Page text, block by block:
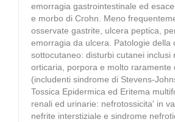
emorragia gastrointestinale ed
e morbo di Crohn. Meno
osservate gastrite, ulcera peptica,
emorragia da ulcera. Patologie della
sottocutaneo: disturbi cutanei inclusi
orticaria, porpora e molto raramente
(includenti sindrome di Stevens-
Tossica Epidermica ed Eritema
renali ed urinarie: nefrotossicita' in
nefrite interstiziale e sindrome